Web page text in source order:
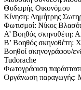
Θοδωρής Οικονόμου
Κίνηση: Δημήτρης
Φωτισμοί: Νίκος
A’ Βοηθός σκηνοθέτη:
Β’ Βοηθός σκηνοθέτη:
Βοηθοί σκηνογράφου/
Tudorache
Φωτογράφιση
Οργάνωση παραγωγής: